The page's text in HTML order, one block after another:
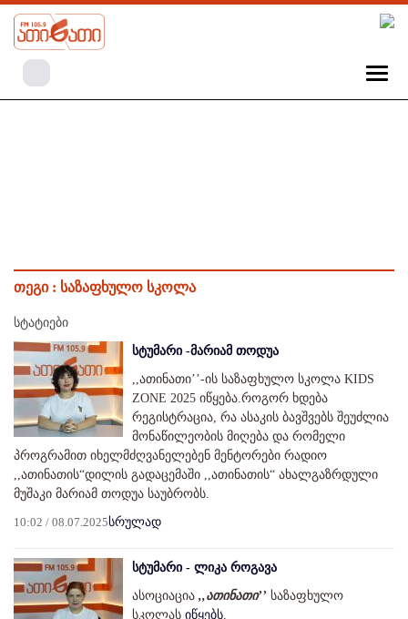
თეგი : საზაფხულო სკოლა
სტატიები
სტუმარი -მარიამ თოდუა
,,ათინათი’’-ის საზაფხულო სკოლა KIDS
ZONE 2025 იწყება.როგორ ხდება
რეგისტრაცია, რა ასაკის ბავშვებს შეუძლია
მონაწილეობის მიღება და რომელი
პროგრამით იხელმძღვანელებენ მენტორები რადიო
,,ათინათის“დილის გადაცემაში ,,ათინათის“ ახალგაზრდული
მუშაკი მარიამ თოდუა საუბრობს.
10:02 / 08.07.2025სრულად
სტუმარი - ლიკა როგავა
ასოციაცია ,,ათინათი’’ საზაფხულო
სკოლას იწყებს.